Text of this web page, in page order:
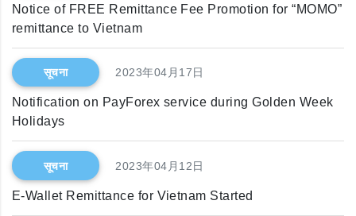
Notice of FREE Remittance Fee Promotion for “MOMO”
remittance to Vietnam
सूचना 2023年04月17日
Notification on PayForex service during Golden Week
Holidays
सूचना 2023年04月12日
E-Wallet Remittance for Vietnam Started